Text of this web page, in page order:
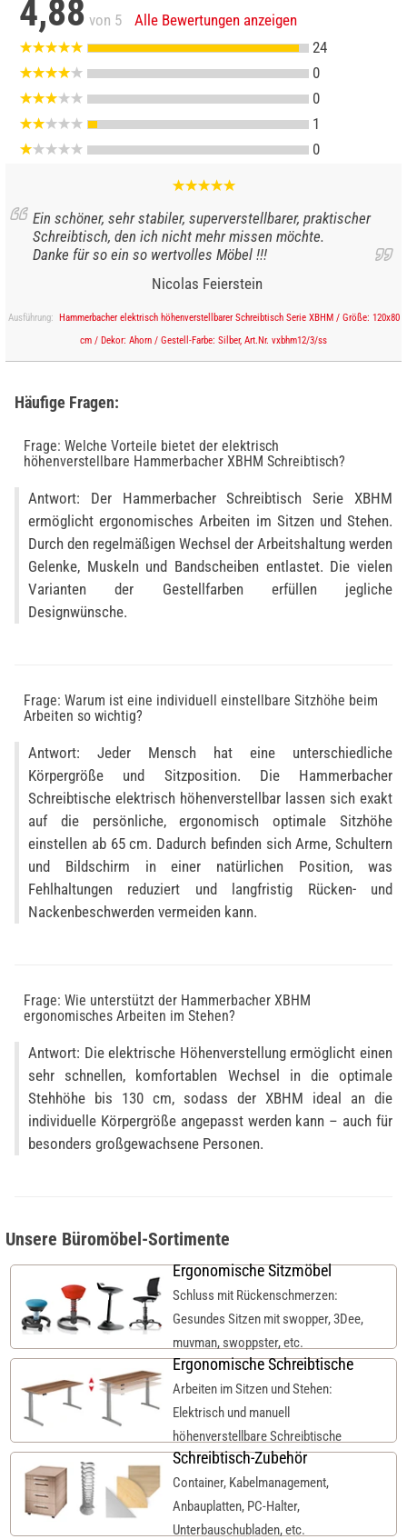
4,88 von 5
Alle Bewertungen anzeigen
24
0
0
1
0
Ein schöner, sehr stabiler, superverstellbarer, praktischer
Schreibtisch, den ich nicht mehr missen möchte.
Danke für so ein so wertvolles Möbel !!!
Nicolas Feierstein
Ausführung: Hammerbacher elektrisch höhenverstellbarer Schreibtisch Serie XBHM / Größe: 120x80
cm / Dekor: Ahorn / Gestell-Farbe: Silber, Art.Nr. vxbhm12/3/ss
Häufige Fragen:
Frage: Welche Vorteile bietet der elektrisch
höhenverstellbare Hammerbacher XBHM Schreibtisch?
Antwort: Der Hammerbacher Schreibtisch Serie XBHM
ermöglicht ergonomisches Arbeiten im Sitzen und Stehen.
Durch den regelmäßigen Wechsel der Arbeitshaltung werden
Gelenke, Muskeln und Bandscheiben entlastet. Die vielen
Varianten der Gestellfarben erfüllen jegliche
Designwünsche.
Frage: Warum ist eine individuell einstellbare Sitzhöhe beim
Arbeiten so wichtig?
Antwort: Jeder Mensch hat eine unterschiedliche
Körpergröße und Sitzposition. Die Hammerbacher
Schreibtische elektrisch höhenverstellbar lassen sich exakt
auf die persönliche, ergonomisch optimale Sitzhöhe
einstellen ab 65 cm. Dadurch befinden sich Arme, Schultern
und Bildschirm in einer natürlichen Position, was
Fehlhaltungen reduziert und langfristig Rücken- und
Nackenbeschwerden vermeiden kann.
Frage: Wie unterstützt der Hammerbacher XBHM
ergonomisches Arbeiten im Stehen?
Antwort: Die elektrische Höhenverstellung ermöglicht einen
sehr schnellen, komfortablen Wechsel in die optimale
Stehhöhe bis 130 cm, sodass der XBHM ideal an die
individuelle Körpergröße angepasst werden kann – auch für
besonders großgewachsene Personen.
Unsere Büromöbel-Sortimente
Ergonomische Sitzmöbel
Schluss mit Rückenschmerzen:
Gesundes Sitzen mit swopper, 3Dee,
muvman, swoppster, etc.
Ergonomische Schreibtische
Arbeiten im Sitzen und Stehen:
Elektrisch und manuell
höhenverstellbare Schreibtische
Schreibtisch-Zubehör
Container, Kabelmanagement,
Anbauplatten, PC-Halter,
Unterbauschubladen, etc.